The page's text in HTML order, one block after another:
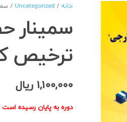
خانه /
Uncategorized
/
سمینار
ترخیص
1,100,000 ریال
دوره به پایان رسیده است